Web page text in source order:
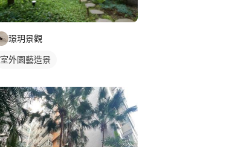
璟玥景觀
室外園藝造景